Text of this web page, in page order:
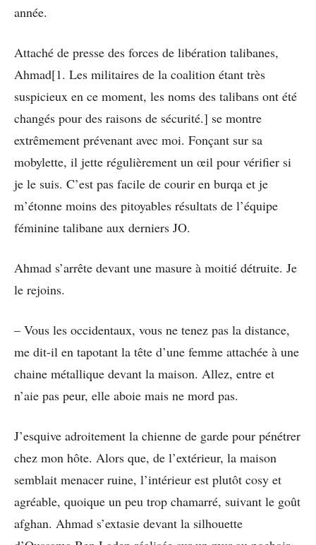
année.
Attaché de presse des forces de libération talibanes,
Ahmad[1. Les militaires de la coalition étant très
suspicieux en ce moment, les noms des talibans ont été
changés pour des raisons de sécurité.] se montre
extrêmement prévenant avec moi. Fonçant sur sa
mobylette, il jette régulièrement un œil pour vérifier si
je le suis. C’est pas facile de courir en burqa et je
m’étonne moins des pitoyables résultats de l’équipe
féminine talibane aux derniers JO.
Ahmad s’arrête devant une masure à moitié détruite. Je
le rejoins.
– Vous les occidentaux, vous ne tenez pas la distance,
me dit-il en tapotant la tête d’une femme attachée à une
chaine métallique devant la maison. Allez, entre et
n’aie pas peur, elle aboie mais ne mord pas.
J’esquive adroitement la chienne de garde pour pénétrer
chez mon hôte. Alors que, de l’extérieur, la maison
semblait menacer ruine, l’intérieur est plutôt cosy et
agréable, quoique un peu trop chamarré, suivant le goût
afghan. Ahmad s’extasie devant la silhouette